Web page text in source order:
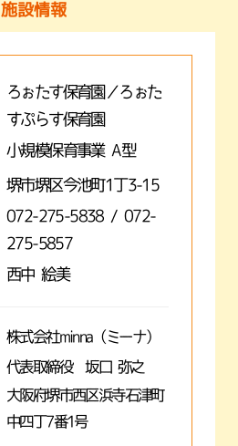
施設情報
ろぉたす保育園／ろぉた
すぷらす保育園
小規模保育事業 A型
堺市堺区今池町1丁3-15
072-275-5838 / 072-
275-5857
西中 絵美
株式会社minna（ミーナ）
代表取締役 坂口 弥之
大阪府堺市西区浜寺石津町
中四丁7番1号